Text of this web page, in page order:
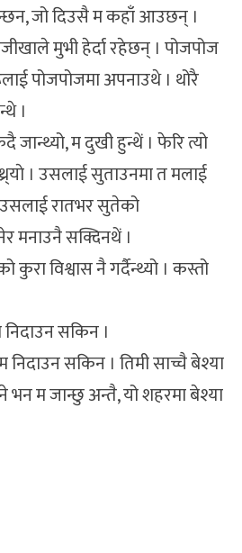
जो दिउसै म कहाँ आउछन् ।
मुभी हेर्दा रहेछन् । पोजपोज
पोजपोजमा अपनाउथे । थोरै
।
म दुखी हुन्थें । फेरि त्यो
। उसलाई सुताउनमा त मलाई
रातभर सुतेको
मनाउनै सक्दिनथें ।
विश्वास नै गर्दैन्थ्यो । कस्तो
निदाउन सकिन ।
निदाउन सकिन । तिमी साच्चै बेश्या
भन म जान्छु अन्तै, यो शहरमा बेश्या